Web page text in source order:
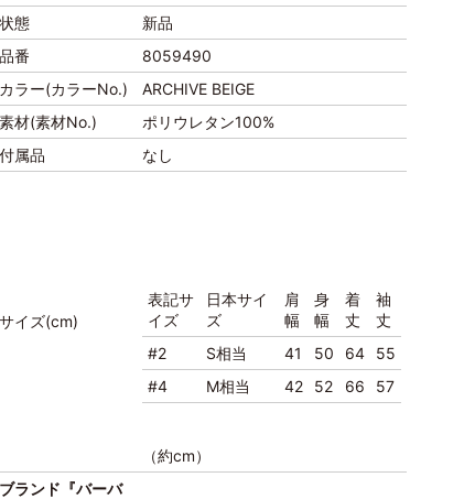
状態
新品
品番
8059490
カラー(カラーNo.)
ARCHIVE BEIGE
素材(素材No.)
ポリウレタン100%
付属品
なし
サイズ(cm)
表記サ
イズ
日本サイ
ズ
肩
幅
身
幅
着
丈
袖
丈
#2
S相当 41 50 64
55
#4
M相当 42 52 66 57
（約cm）
ブランド『バーバ